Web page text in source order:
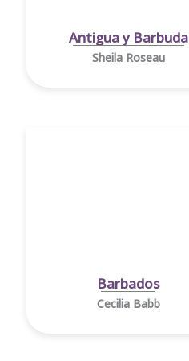
Antigua y Barbuda
Sheila Roseau
Barbados
Cecilia Babb